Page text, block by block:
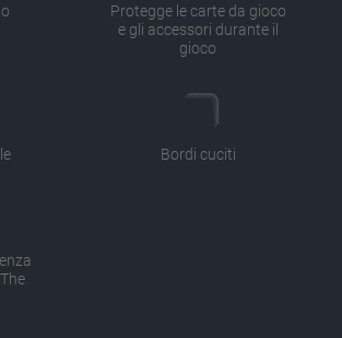
Protegge le carte da gioco
e gli accessori durante il
gioco
Bordi cuciti